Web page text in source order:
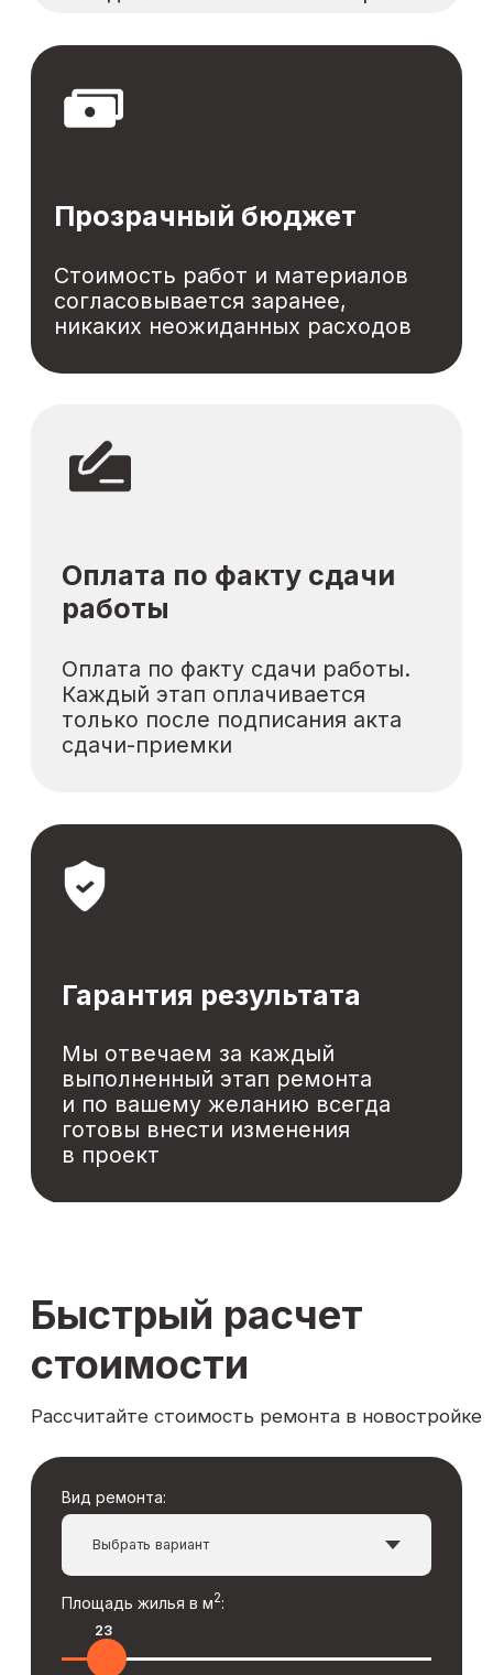
Статьи о ремонте
© 2026 URBANDCRAFT
объектами авторского права
Комплектация ремонта
Дизайн-проект интерьера
Ремонт и отделка дома
О компании:
Портфолио